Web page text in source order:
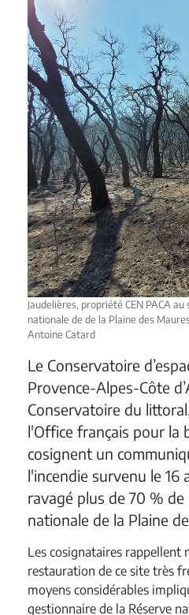
Jaudelières, propriété CEN PACA
nationale de de la Plaine des
Antoine Catard
Le Conservatoire
Provence-Alpes-Côte
Conservatoire du
l'Office français pour la
cosignent un
l'incendie survenu le 16
ravagé plus de 70 %
nationale de la Plaine
Les cosignataires rappellent
restauration de ce site très
moyens considérables
gestionnaire de la Réserve